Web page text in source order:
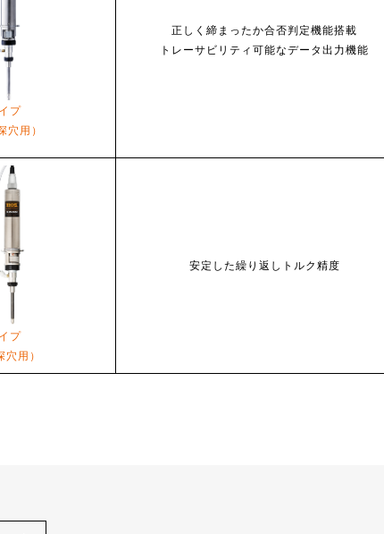
プ
穴用）
正しく締まったか合否判定機能搭載
トレーサビリティ可能なデータ出力機能
プ
用）
安定した繰り返しトルク精度